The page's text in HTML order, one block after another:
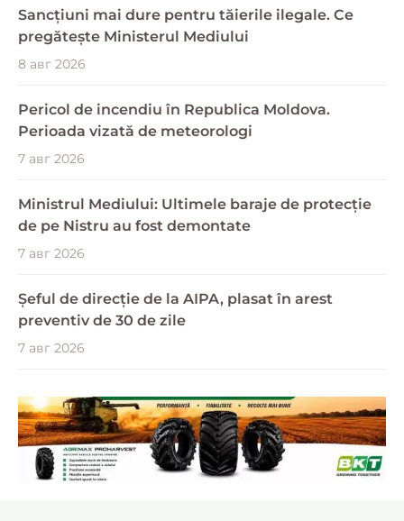
Sancțiuni mai dure pentru tăierile ilegale. Ce
pregătește Ministerul Mediului
8 авг 2026
Pericol de incendiu în Republica Moldova.
Perioada vizată de meteorologi
7 авг 2026
Ministrul Mediului: Ultimele baraje de protecție
de pe Nistru au fost demontate
7 авг 2026
Șeful de direcție de la AIPA, plasat în arest
preventiv de 30 de zile
7 авг 2026